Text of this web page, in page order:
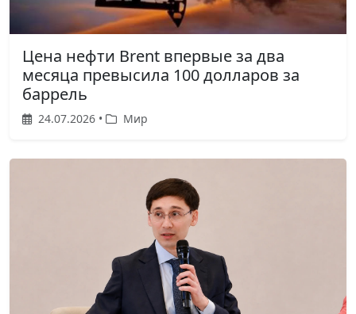
Цена нефти Brent впервые за два
месяца превысила 100 долларов за
баррель
24.07.2026 • Мир